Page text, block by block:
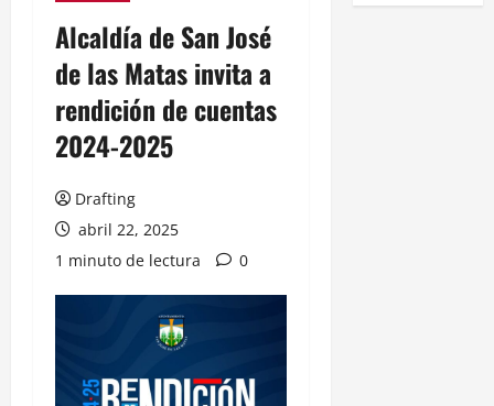
Alcaldía de San José
de las Matas invita a
rendición de cuentas
2024-2025
Drafting
abril 22, 2025
1 minuto de lectura
0